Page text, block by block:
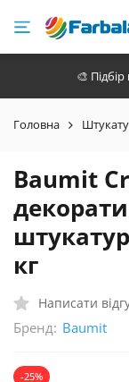
🎨
Головна
Baumit
кг
Написати
Бренд: Baumit
-25%